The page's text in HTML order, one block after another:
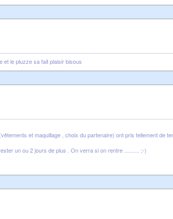
et le pluzze sa fait plaisir bisous
et maquillage , choix du partenaire) ont pris tellement de
un ou 2 jours de plus . On verra si on rentre .......... ;-)